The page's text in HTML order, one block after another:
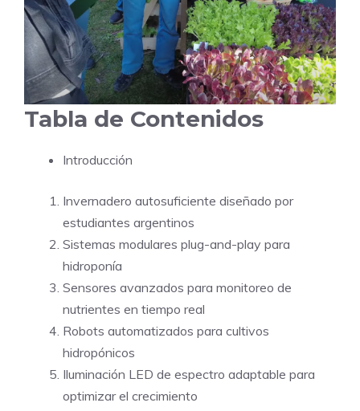
Tabla de Contenidos
Introducción
Invernadero autosuficiente diseñado por
estudiantes argentinos
Sistemas modulares plug-and-play para
hidroponía
Sensores avanzados para monitoreo de
nutrientes en tiempo real
Robots automatizados para cultivos
hidropónicos
Iluminación LED de espectro adaptable para
optimizar el crecimiento